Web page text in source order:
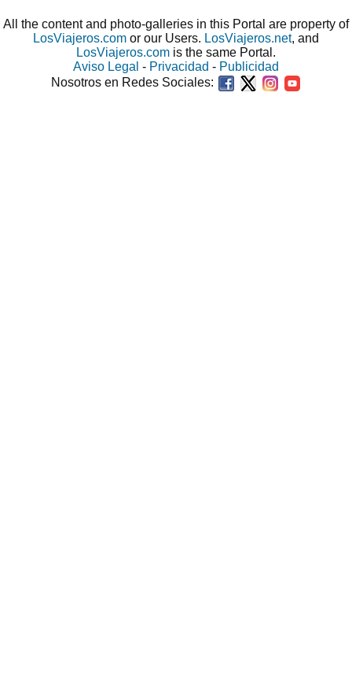
All the content and photo-galleries in this Portal are property of
LosViajeros.com or our Users. LosViajeros.net, and
LosViajeros.com is the same Portal.
Aviso Legal - Privacidad - Publicidad
Nosotros en Redes Sociales: